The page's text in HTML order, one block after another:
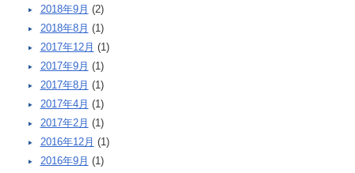
2018年9月 (2)
2018年8月 (1)
2017年12月 (1)
2017年9月 (1)
2017年8月 (1)
2017年4月 (1)
2017年2月 (1)
2016年12月 (1)
2016年9月 (1)